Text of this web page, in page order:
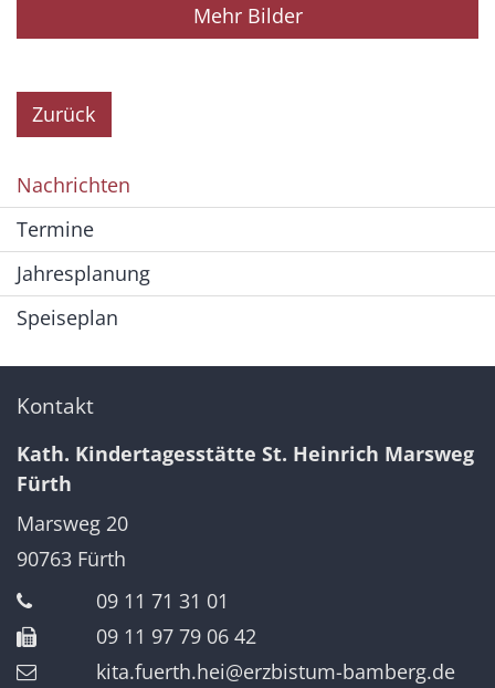
Mehr Bilder
Zurück
Nachrichten
Termine
Jahresplanung
Speiseplan
Kontakt
Kath. Kindertagesstätte St. Heinrich Marsweg
Fürth
Marsweg 20
90763 Fürth
09 11 71 31 01
09 11 97 79 06 42
kita.fuerth.hei@erzbistum-bamberg.de